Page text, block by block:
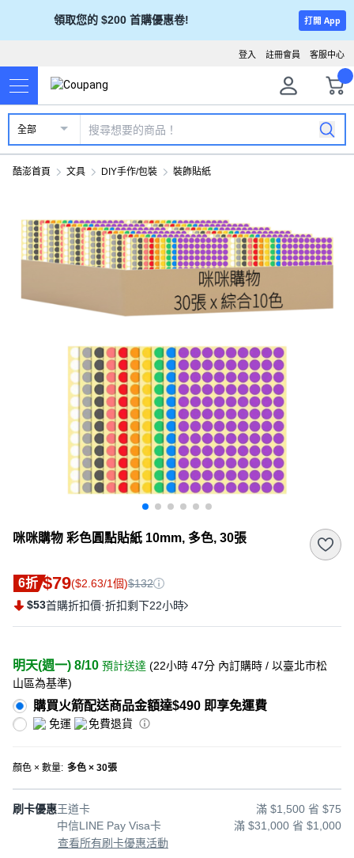
領取您的 $200 首購優惠卷! 打開 App
客服中心
註冊會員
登入
全部
酷澎首頁 文具 DIY手作/包裝 裝飾貼紙
咪咪購物 彩色圓點貼紙 10mm, 多色, 30張
6折 $79($2.63/1個)$132
$53首購折扣價·折扣剩下22小時
明天(週一) 8/10 預計送達 (22小時 47分 內訂購時 / 以臺北市松
山區為基準)
購買火箭配送商品金額達$490 即享免運費
免運 免費退貨
顏色 × 數量: 多色 × 30張
刷卡優惠王道卡
滿 $1,500 省 $75
中信LINE Pay Visa卡
滿 $31,000 省 $1,000
查看所有刷卡優惠活動